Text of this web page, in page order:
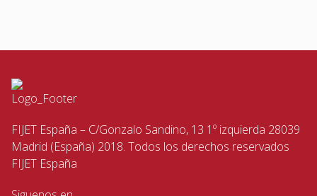
FIJET España – C/Gonzalo Sandino, 13 1º izquierda 28039
Madrid (España) 2018. Todos los derechos reservados
FIJET España